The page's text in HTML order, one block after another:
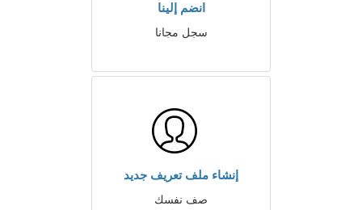
انضم إلينا
سجل مجانا
إنشاء ملف تعريف جديد
صف نفسك